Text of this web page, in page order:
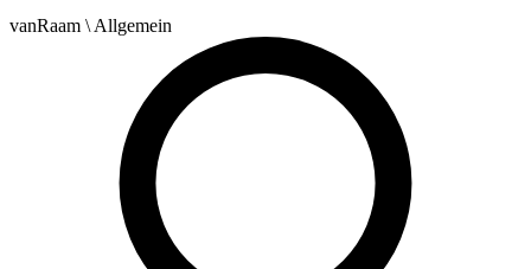
vanRaam \ Allgemein